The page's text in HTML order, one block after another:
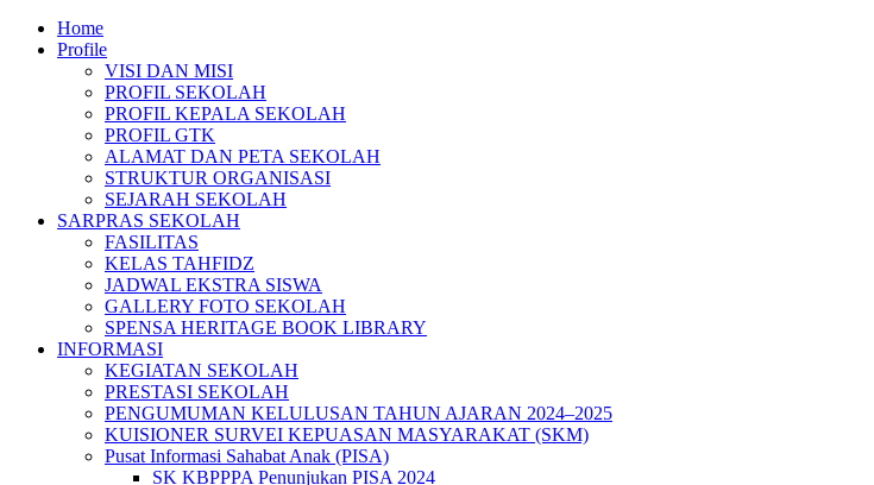
Home
Profile
VISI DAN MISI
PROFIL SEKOLAH
PROFIL KEPALA SEKOLAH
PROFIL GTK
ALAMAT DAN PETA SEKOLAH
STRUKTUR ORGANISASI
SEJARAH SEKOLAH
SARPRAS SEKOLAH
FASILITAS
KELAS TAHFIDZ
JADWAL EKSTRA SISWA
GALLERY FOTO SEKOLAH
SPENSA HERITAGE BOOK LIBRARY
INFORMASI
KEGIATAN SEKOLAH
PRESTASI SEKOLAH
PENGUMUMAN KELULUSAN TAHUN AJARAN 2024–2025
KUISIONER SURVEI KEPUASAN MASYARAKAT (SKM)
Pusat Informasi Sahabat Anak (PISA)
SK KBPPPA Penunjukan PISA 2024